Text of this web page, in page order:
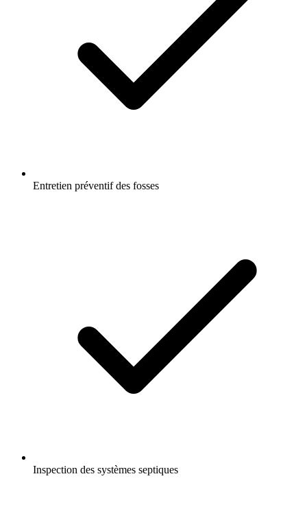
Entretien préventif des fosses
Inspection des systèmes septiques